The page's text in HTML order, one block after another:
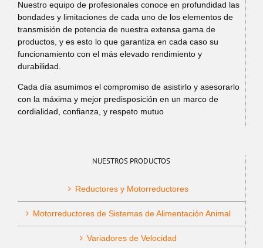
Nuestro equipo de profesionales conoce en profundidad las
bondades y limitaciones de cada uno de los elementos de
transmisión de potencia de nuestra extensa gama de
productos, y es esto lo que garantiza en cada caso su
funcionamiento con el más elevado rendimiento y
durabilidad.
Cada día asumimos el compromiso de asistirlo y asesorarlo
con la máxima y mejor predisposición en un marco de
cordialidad, confianza, y respeto mutuo
NUESTROS PRODUCTOS
Reductores y Motorreductores
Motorreductores de Sistemas de Alimentación Animal
Variadores de Velocidad